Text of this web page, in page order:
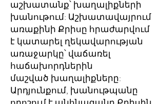
աշխատանք՝ խաղալիքների
խանութում: Աշխատավայրում
առաքինի Քրիսը հրաժարվում
է կատարել ղեկավարության
առաջարկը՝ վաճառել
հաճախորդներին
մաշված խաղալիքները:
Արդյունքում, խանութպանը